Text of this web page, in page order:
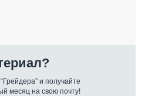
и получайте
месяц на свою почту!